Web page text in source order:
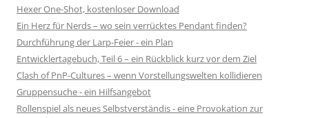
Hexer One-Shot, kostenloser Download
Ein Herz für Nerds – wo sein verrücktes Pendant finden?
Durchführung der Larp-Feier - ein Plan
Entwicklertagebuch, Teil 6 – ein Rückblick kurz vor dem Ziel
Clash of PnP-Cultures – wenn Vorstellungswelten kollidieren
Gruppensuche - ein Hilfsangebot
Rollenspiel als neues Selbstverständis - eine Provokation zur